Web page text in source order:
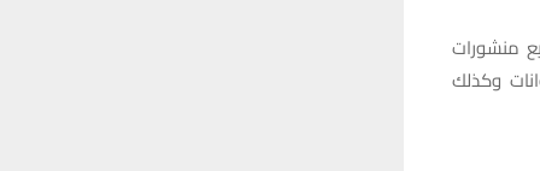
منشورات
وكذلك